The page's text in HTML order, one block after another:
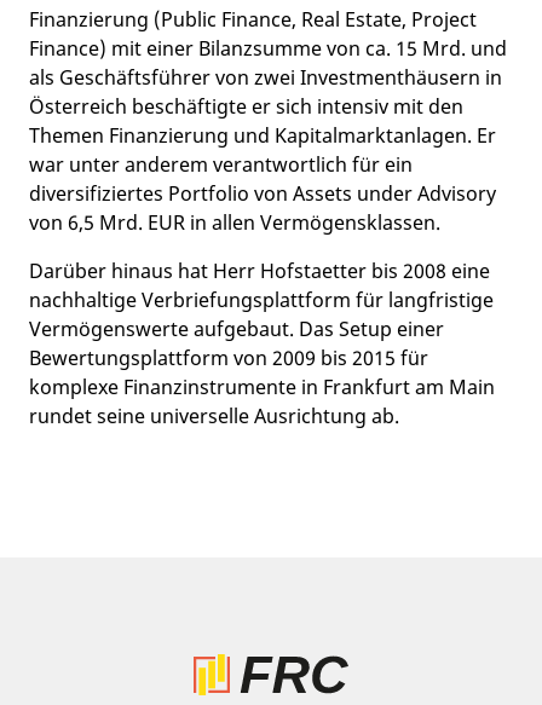
Finanzierung (Public Finance, Real Estate, Project
Finance) mit einer Bilanzsumme von ca. 15 Mrd. und
als Geschäftsführer von zwei Investmenthäusern in
Österreich beschäftigte er sich intensiv mit den
Themen Finanzierung und Kapitalmarktanlagen. Er
war unter anderem verantwortlich für ein
diversifiziertes Portfolio von Assets under Advisory
von 6,5 Mrd. EUR in allen Vermögensklassen.
Darüber hinaus hat Herr Hofstaetter bis 2008 eine
nachhaltige Verbriefungsplattform für langfristige
Vermögenswerte aufgebaut. Das Setup einer
Bewertungsplattform von 2009 bis 2015 für
komplexe Finanzinstrumente in Frankfurt am Main
rundet seine universelle Ausrichtung ab.